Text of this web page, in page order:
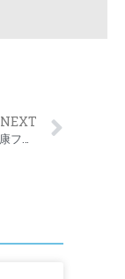
NEXT